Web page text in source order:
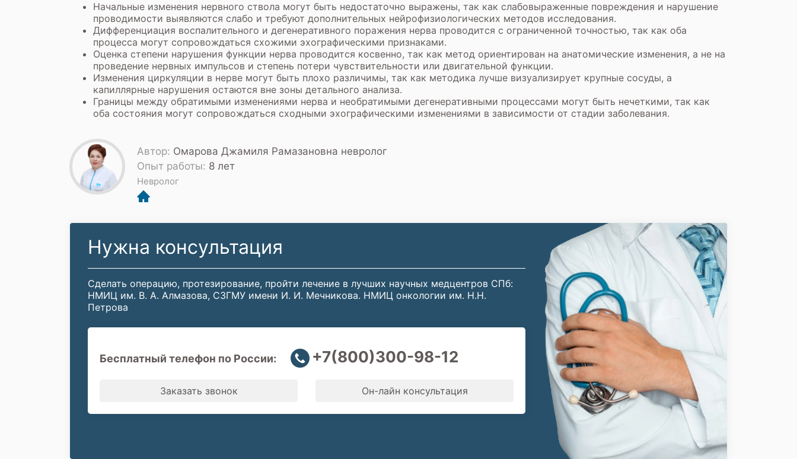
Начальные изменения нервного ствола могут быть недостаточно выражены, так как слабовыраженные повреждения и нарушение
проводимости выявляются слабо и требуют дополнительных нейрофизиологических методов исследования.
Дифференциация воспалительного и дегенеративного поражения нерва проводится с ограниченной точностью, так как оба
процесса могут сопровождаться схожими эхографическими признаками.
Оценка степени нарушения функции нерва проводится косвенно, так как метод ориентирован на анатомические изменения, а не на
проведение нервных импульсов и степень потери чувствительности или двигательной функции.
Изменения циркуляции в нерве могут быть плохо различимы, так как методика лучше визуализирует крупные сосуды, а
капиллярные нарушения остаются вне зоны детального анализа.
Границы между обратимыми изменениями нерва и необратимыми дегенеративными процессами могут быть нечеткими, так как
оба состояния могут сопровождаться сходными эхографическими изменениями в зависимости от стадии заболевания.
Автор: Омарова Джамиля Рамазановна невролог
Опыт работы: 8 лет
Невролог
Нужна консультация
Сделать операцию, протезирование, пройти лечение в лучших научных медцентров СПб:
НМИЦ им. В. А. Алмазова, СЗГМУ имени И. И. Мечникова. НМИЦ онкологии им. Н.Н.
Петрова
Бесплатный телефон по России: +7(800)300-98-12
Заказать звонок Он-лайн консультация